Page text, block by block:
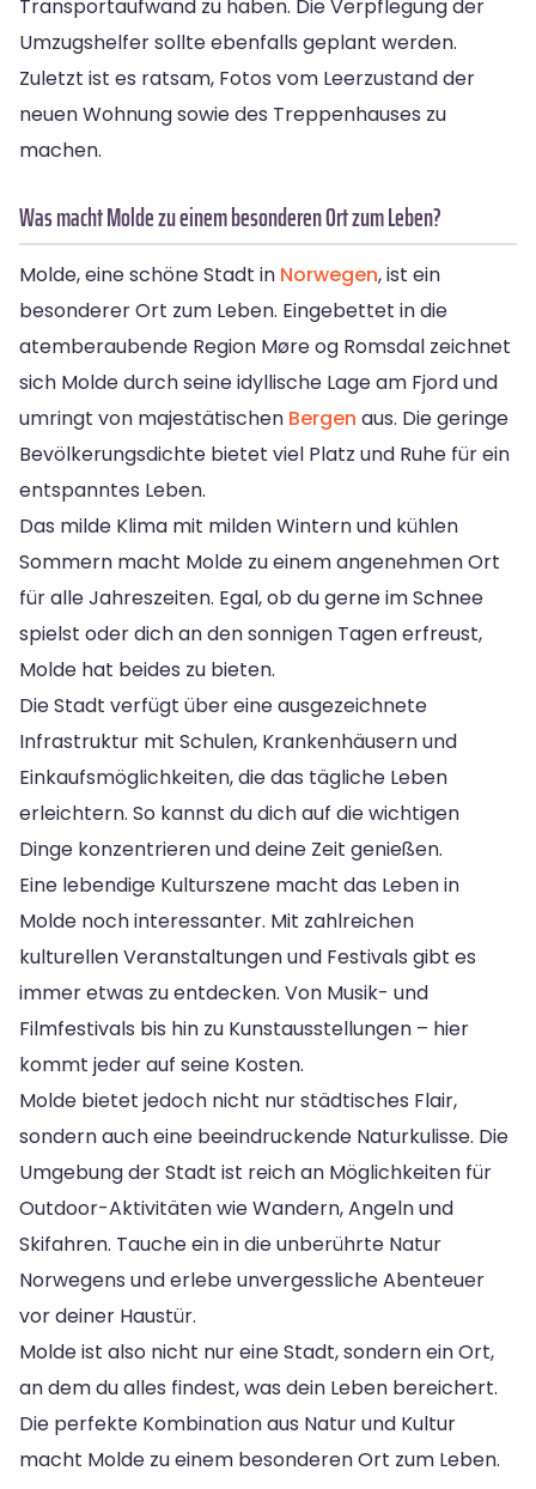
Transportaufwand zu haben. Die Verpflegung der
Umzugshelfer sollte ebenfalls geplant werden.
Zuletzt ist es ratsam, Fotos vom Leerzustand der
neuen Wohnung sowie des Treppenhauses zu
machen.
Was macht Molde zu einem besonderen Ort zum Leben?
Molde, eine schöne Stadt in Norwegen, ist ein
besonderer Ort zum Leben. Eingebettet in die
atemberaubende Region Møre og Romsdal zeichnet
sich Molde durch seine idyllische Lage am Fjord und
umringt von majestätischen Bergen aus. Die geringe
Bevölkerungsdichte bietet viel Platz und Ruhe für ein
entspanntes Leben.
Das milde Klima mit milden Wintern und kühlen
Sommern macht Molde zu einem angenehmen Ort
für alle Jahreszeiten. Egal, ob du gerne im Schnee
spielst oder dich an den sonnigen Tagen erfreust,
Molde hat beides zu bieten.
Die Stadt verfügt über eine ausgezeichnete
Infrastruktur mit Schulen, Krankenhäusern und
Einkaufsmöglichkeiten, die das tägliche Leben
erleichtern. So kannst du dich auf die wichtigen
Dinge konzentrieren und deine Zeit genießen.
Eine lebendige Kulturszene macht das Leben in
Molde noch interessanter. Mit zahlreichen
kulturellen Veranstaltungen und Festivals gibt es
immer etwas zu entdecken. Von Musik- und
Filmfestivals bis hin zu Kunstausstellungen – hier
kommt jeder auf seine Kosten.
Molde bietet jedoch nicht nur städtisches Flair,
sondern auch eine beeindruckende Naturkulisse. Die
Umgebung der Stadt ist reich an Möglichkeiten für
Outdoor-Aktivitäten wie Wandern, Angeln und
Skifahren. Tauche ein in die unberührte Natur
Norwegens und erlebe unvergessliche Abenteuer
vor deiner Haustür.
Molde ist also nicht nur eine Stadt, sondern ein Ort,
an dem du alles findest, was dein Leben bereichert.
Die perfekte Kombination aus Natur und Kultur
macht Molde zu einem besonderen Ort zum Leben.